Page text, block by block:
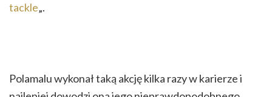
tackle„.
Polamalu wykonał taką akcję kilka razy w karierze i